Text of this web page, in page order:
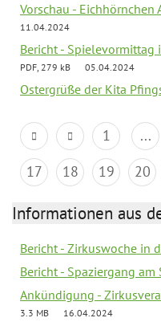
Vorschau - Eichhörnchen
11.04.2024
Bericht - Spielevormittag
PDF, 279 kB 05.04.2024
Ostergrüße der Kita
1 ...
17
18 19 20
Informationen aus
Bericht - Zirkuswoche in
Bericht - Spaziergang am
Ankündigung -
3.3 MB
16.04.2024